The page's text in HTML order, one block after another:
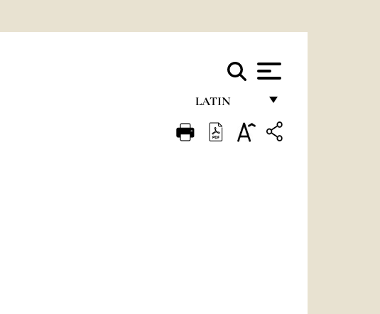
LATIN
FRANÇAIS